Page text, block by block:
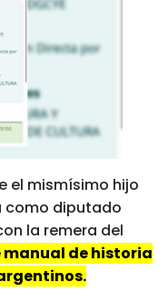
el mismísimo hijo
como diputado
la remera del
manual de historia